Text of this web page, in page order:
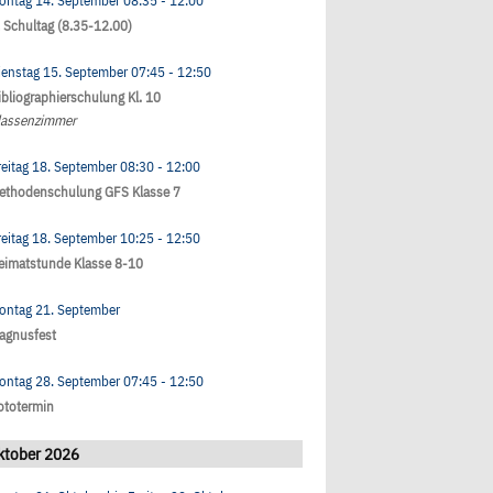
Schultag (8.35-12.00)
15. September07:45- 12:50
Kl. 10
18. September08:30- 12:00
GFS Klasse 7
18. September10:25- 12:50
Klasse 8-10
21. September
28. September07:45- 12:50
2026